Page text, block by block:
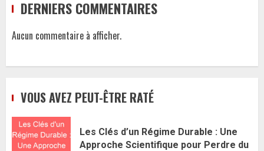
DERNIERS COMMENTAIRES
Aucun commentaire à afficher.
VOUS AVEZ PEUT-ÊTRE RATÉ
Les Clés d’un Régime Durable : Une
Approche Scientifique pour Perdre du